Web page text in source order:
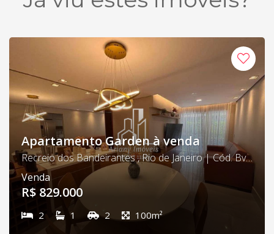
Apartamento Garden à venda
Recreio dos Bandeirantes , Rio de Janeiro | Cód. Bv Lakes 02
Venda
R$ 829.000
2 1 2 100m²